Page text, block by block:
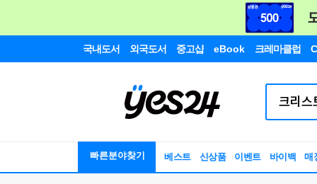
국내도서 외국도서 중고샵 eBook 크레마클럽
빠른분야찾기 베스트 신상품 이벤트 바이백 매